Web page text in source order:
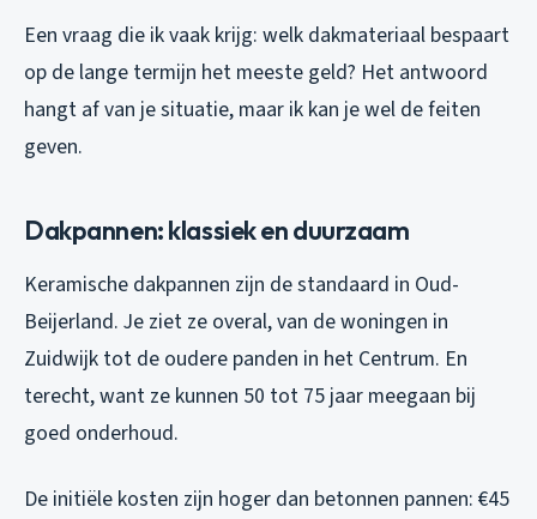
Een vraag die ik vaak krijg: welk dakmateriaal bespaart
op de lange termijn het meeste geld? Het antwoord
hangt af van je situatie, maar ik kan je wel de feiten
geven.
Dakpannen: klassiek en duurzaam
Keramische dakpannen zijn de standaard in Oud-
Beijerland. Je ziet ze overal, van de woningen in
Zuidwijk tot de oudere panden in het Centrum. En
terecht, want ze kunnen 50 tot 75 jaar meegaan bij
goed onderhoud.
De initiële kosten zijn hoger dan betonnen pannen: €45